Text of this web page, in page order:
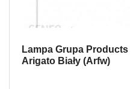
Lampa Grupa Products
Arigato Biały (Arfw)